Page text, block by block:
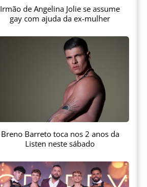
Irmão de Angelina Jolie se assume
gay com ajuda da ex-mulher
Breno Barreto toca nos 2 anos da
Listen neste sábado